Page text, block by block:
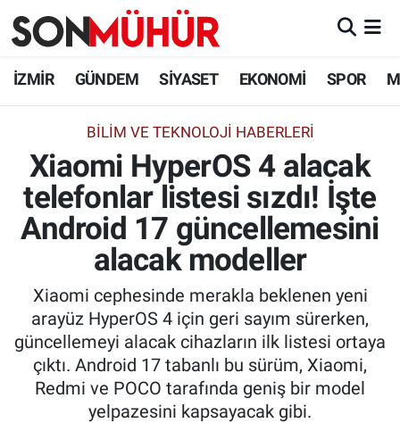
İZMİR GÜNDEM SİYASET EKONOMİ SPOR
BILIM VE TEKNOLOJI HABERLERI
Xiaomi HyperOS 4 alacak
telefonlar listesi sızdı! İşte
Android 17 güncellemesini
alacak modeller
Xiaomi cephesinde merakla beklenen yeni
arayüz HyperOS 4 için geri sayım sürerken,
güncellemeyi alacak cihazların ilk listesi ortaya
çıktı. Android 17 tabanlı bu sürüm, Xiaomi,
Redmi ve POCO tarafında geniş bir model
yelpazesini kapsayacak gibi.
İzmir Nöbetçi Eczaneler
İzmir Namaz Vakitleri
İzmir Trafik Yoğunluk Haritası
Süper Lig Puan Durumu ve Fikstür
Tüm Manşetler
Son Dakika Haberleri
Haber Arşivi